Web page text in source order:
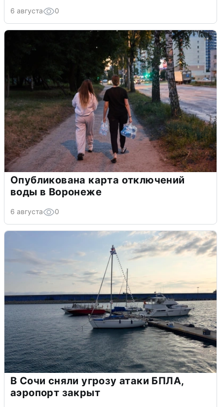
6 августа 0
Опубликована карта отключений
воды в Воронеже
6 августа 0
В Сочи сняли угрозу атаки БПЛА,
аэропорт закрыт